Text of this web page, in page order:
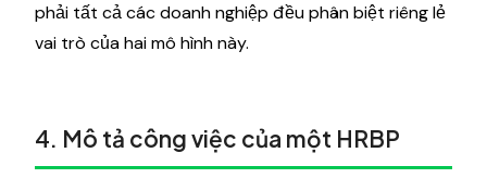
phải tất cả các doanh nghiệp đều phân biệt riêng lẻ
vai trò của hai mô hình này.
4. Mô tả công việc của một HRBP